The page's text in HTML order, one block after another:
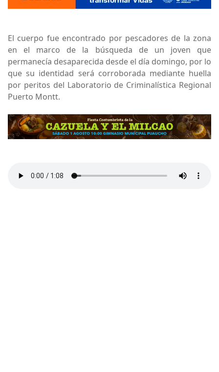
El cuerpo fue encontrado por pescadores de la zona
en el marco de la búsqueda de un joven que
permanecía desaparecida desde el día domingo, por lo
que su identidad será corroborada mediante huella
por peritos del Laboratorio de Criminalística Regional
Puerto Montt.